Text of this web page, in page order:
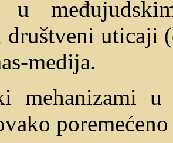
u
društveni uticaji
medija.
mehanizami